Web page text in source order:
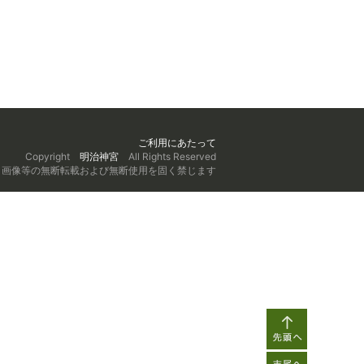
ご利用にあたって
Copyright 明治神宮 All Rights Reserved
像等の無断転載および無断使用を固く禁じます